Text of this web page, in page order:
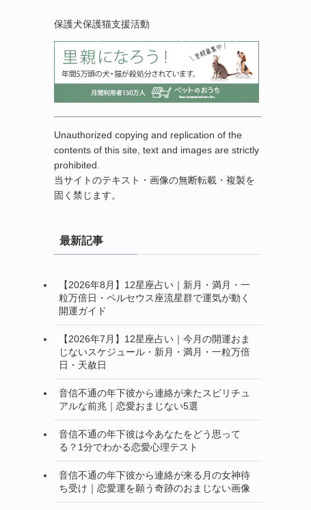
保護犬保護猫支援活動
Unauthorized copying and replication of the
contents of this site, text and images are strictly
prohibited.
当サイトのテキスト・画像の無断転載・複製を
固く禁じます。
最新記事
【2026年8月】12星座占い｜新月・満月・一
粒万倍日・ペルセウス座流星群で運気が動く
開運ガイド
【2026年7月】12星座占い｜今月の開運おま
じないスケジュール・新月・満月・一粒万倍
日・天赦日
音信不通の年下彼から連絡が来たスピリチュ
アルな前兆｜恋愛おまじない5選
音信不通の年下彼は今あなたをどう思って
る？1分でわかる恋愛心理テスト
音信不通の年下彼から連絡が来る月の女神待
ち受け｜恋愛運を願う奇跡のおまじない画像